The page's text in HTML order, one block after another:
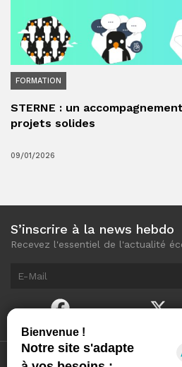
FORMATION
STERNE : un
projets solides
09/01/2026
S’inscrire à la news hebdo
Recevez l'essentiel de l'actualité